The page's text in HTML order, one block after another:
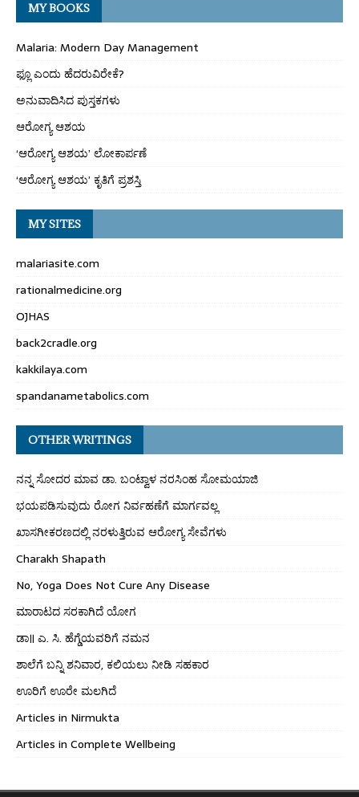
MY BOOKS
Malaria: Modern Day Management
ಫ್ಲೂ ಎಂದು ಹೆದರುವಿರೇಕೆ?
ಅನುವಾದಿಸಿದ ಪುಸ್ತಕಗಳು
ಆರೋಗ್ಯ ಆಶಯ
‘ಆರೋಗ್ಯ ಆಶಯ’ ಲೋಕಾರ್ಪಣೆ
‘ಆರೋಗ್ಯ ಆಶಯ’ ಕೃತಿಗೆ ಪ್ರಶಸ್ತಿ
MY SITES
malariasite.com
rationalmedicine.org
OJHAS
back2cradle.org
kakkilaya.com
spandanametabolics.com
OTHER WRITINGS
ನನ್ನ ಸೋದರ ಮಾವ ಡಾ. ಬಂಟ್ವಾಳ ನರಸಿಂಹ ಸೋಮಯಾಜಿ
ಭಯಪಡಿಸುವುದು ರೋಗ ನಿರ್ವಹಣೆಗೆ ಮಾರ್ಗವಲ್ಲ
ಖಾಸಗೀಕರಣದಲ್ಲಿ ನರಳುತ್ತಿರುವ ಆರೋಗ್ಯ ಸೇವೆಗಳು
Charakh Shapath
No, Yoga Does Not Cure Any Disease
ಮಾರಾಟದ ಸರಕಾಗಿದೆ ಯೋಗ
ಡಾ॥ ಎ. ಸಿ. ಹೆಗ್ಡೆಯವರಿಗೆ ನಮನ
ಶಾಲೆಗೆ ಬನ್ನಿ ಶನಿವಾರ, ಕಲಿಯಲು ನೀಡಿ ಸಹಕಾರ
ಊರಿಗೆ ಊರೇ ಮಲಗಿದೆ
Articles in Nirmukta
Articles in Complete Wellbeing